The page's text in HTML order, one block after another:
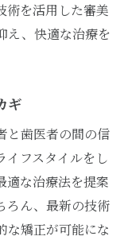
術を活用した審美
え、快適な治療を
ギ
と歯医者の間の信
イフスタイルをし
適な治療法を提案
ろん、最新の技術
な矯正が可能にな